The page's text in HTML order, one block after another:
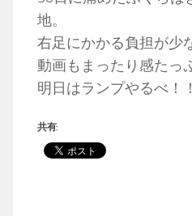
地。
右足にかかる負担が少
動画もまったり感たっ
明日はランプやるべ！
共有: